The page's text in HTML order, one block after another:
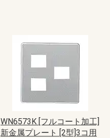
WN6573K [フルコート加工]
新金属プレート [2型]3コ用